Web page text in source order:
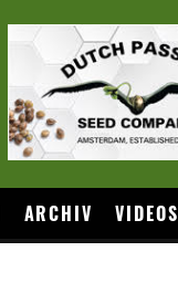
ARCHIV VIDEOS